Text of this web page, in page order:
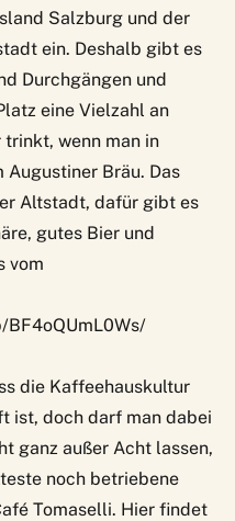
Salzburg und der
ein. Deshalb gibt es
Durchgängen und
eine Vielzahl an
trinkt, wenn man in
Augustiner Bräu. Das
Altstadt, dafür gibt es
gutes Bier und
vom
die Kaffeehauskultur
ist, doch darf man dabei
ganz außer Acht lassen,
noch betriebene
Tomaselli. Hier findet